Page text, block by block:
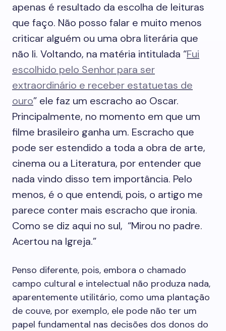
apenas é resultado da escolha de leituras
que faço. Não posso falar e muito menos
criticar alguém ou uma obra literária que
não li. Voltando, na matéria intitulada “Fui
escolhido pelo Senhor para ser
extraordinário e receber estatuetas de
ouro” ele faz um escracho ao Oscar.
Principalmente, no momento em que um
filme brasileiro ganha um. Escracho que
pode ser estendido a toda a obra de arte,
cinema ou a Literatura, por entender que
nada vindo disso tem importância. Pelo
menos, é o que entendi, pois, o artigo me
parece conter mais escracho que ironia.
Como se diz aqui no sul, “Mirou no padre.
Acertou na Igreja.”
Penso diferente, pois, embora o chamado
campo cultural e intelectual não produza nada,
aparentemente utilitário, como uma plantação
de couve, por exemplo, ele pode não ter um
papel fundamental nas decisões dos donos do